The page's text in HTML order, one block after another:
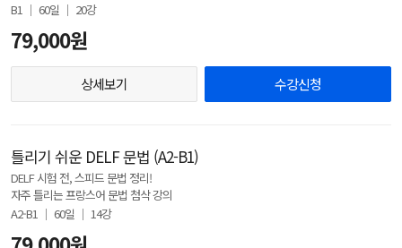
B1 │ 60일 │ 20강
79,000원
상세보기 수강신청
틀리기 쉬운 DELF 문법 (A2-B1)
DELF 시험 전, 스피드 문법 정리!
자주 틀리는 프랑스어 문법 첨삭 강의
A2-B1 │ 60일 │ 14강